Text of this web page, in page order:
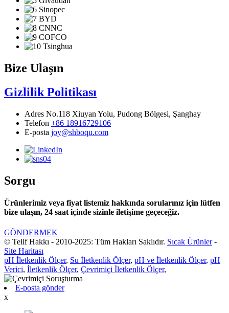
Bize Ulaşın
Gizlilik Politikası
Adres No.118 Xiuyan Yolu, Pudong Bölgesi, Şanghay
Telefon +86 18916729106
E-posta joy@shboqu.com
Sorgu
Ürünlerimiz veya fiyat listemiz hakkında sorularınız için lütfen
bize ulaşın, 24 saat içinde sizinle iletişime geçeceğiz.
GÖNDERMEK
© Telif Hakkı - 2010-2025: Tüm Hakları Saklıdır. Sıcak Ürünler-
Site Haritası
pH İletkenlik Ölçer, Su İletkenlik Ölçer, pH ve İletkenlik Ölçer, pH
Verici, İletkenlik Ölçer, Çevrimiçi İletkenlik Ölçer,
E-posta gönder
x